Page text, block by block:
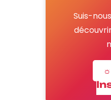
Suis-